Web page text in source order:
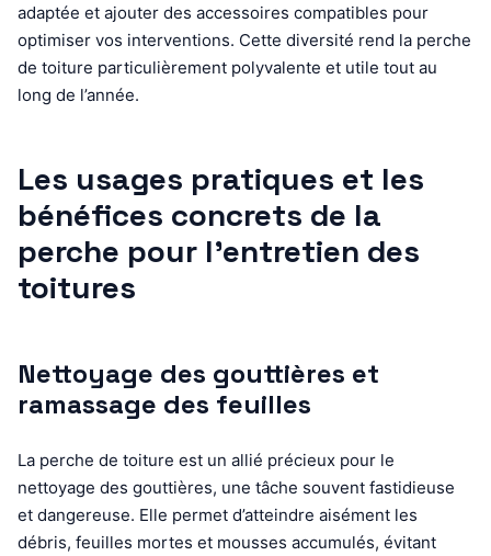
adaptée et ajouter des accessoires compatibles pour
optimiser vos interventions. Cette diversité rend la perche
de toiture particulièrement polyvalente et utile tout au
long de l’année.
Les usages pratiques et les
bénéfices concrets de la
perche pour l’entretien des
toitures
Nettoyage des gouttières et
ramassage des feuilles
La perche de toiture est un allié précieux pour le
nettoyage des gouttières, une tâche souvent fastidieuse
et dangereuse. Elle permet d’atteindre aisément les
débris, feuilles mortes et mousses accumulés, évitant